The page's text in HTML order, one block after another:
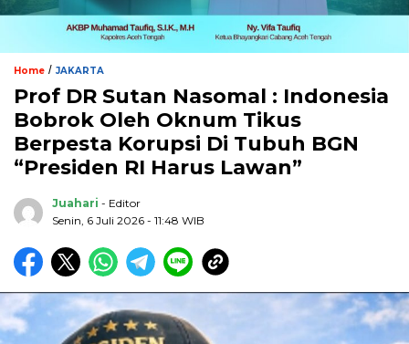
Home / JAKARTA
Prof DR Sutan Nasomal : Indonesia
Bobrok Oleh Oknum Tikus
Berpesta Korupsi Di Tubuh BGN
“Presiden RI Harus Lawan”
Juahari - Editor
Senin, 6 Juli 2026 - 11:48 WIB